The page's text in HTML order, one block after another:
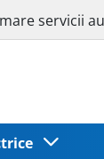
servicii